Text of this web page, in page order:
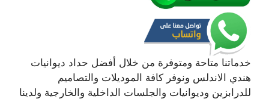
خدماتنا متاحة ومتوفرة من خلال أفضل حداد ديوانيات
هندي الاندلس ونوفر كافة الموديلات والتصاميم
للدرابزين وديوانيات والجلسات الداخلية والخارجية ولدينا